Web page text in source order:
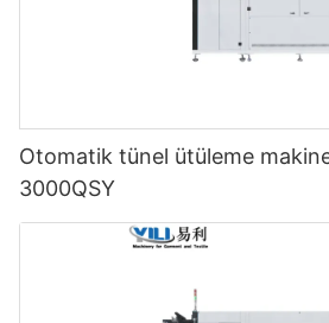
Otomatik tünel ütüleme
3000QSY